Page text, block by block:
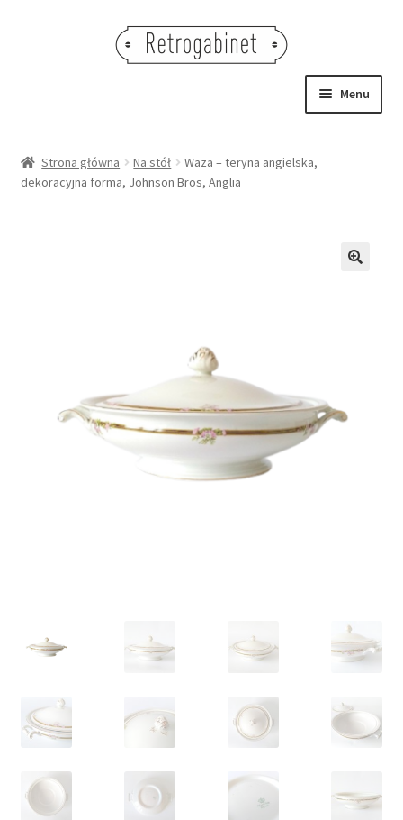
Menu
OBRAZY
Strona główna Na stół
Waza – teryna angielska,
dekoracyjna forma, Johnson Bros, Anglia